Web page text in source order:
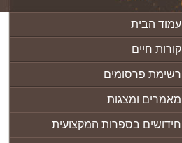
עמוד הבית
קורות חיים
רשימת פרסומים
מאמרים ומצגות
חידושים בספרות המקצועית